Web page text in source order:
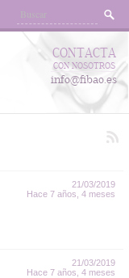
CONTACTA
CON NOSOTROS
info@fibao.es
21/03/2019
Hace 7 años, 4 meses
21/03/2019
Hace 7 años, 4 meses